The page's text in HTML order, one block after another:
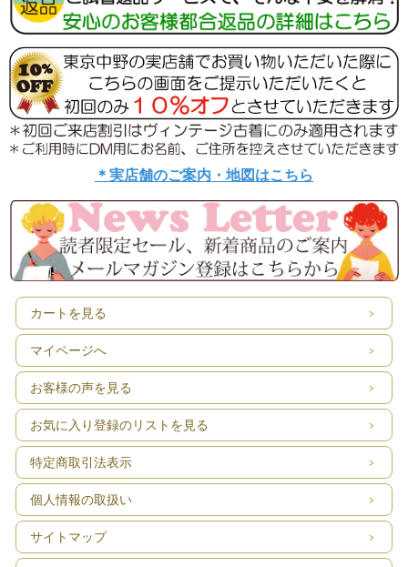
＊実店舗のご案内・地図はこちら
カートを見る
マイページへ
お客様の声を見る
お気に入り登録のリストを見る
特定商取引法表示
個人情報の取扱い
サイトマップ